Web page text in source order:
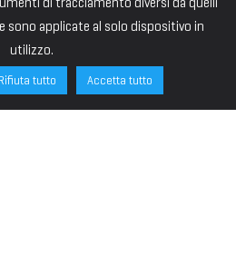
sono applicate al solo dispositivo in
utilizzo.
tutto Accetta tutto